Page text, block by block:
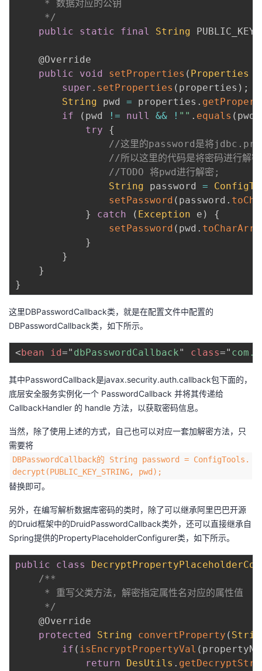
	 */
public
static final String
@Override
public
void setProperties ( Properties
super . setProperties ( properties ) ;
String pwd = properties .
if
( pwd != null && ! "" . equals ( pwd
try
{
//这里的password是将
//所以这里的代码是将密码进行解密
//TODO 将pwd进行解密;
String password =
setPassword ( password .
}
catch ( Exception e )
{
setPassword ( pwd .
}
}
}
}
这里DBPasswordCallback类，就是在配置文件中配置的
DBPasswordCallback类，如下所示。
< bean id=" dbPasswordCallback" class="
其中PasswordCallback是javax.security.auth.callback包下面的，
底层安全服务实例化一个 PasswordCallback 并将其传递给
CallbackHandler 的 handle 方法，以获取密码信息。
当然，除了使用上述的方式，自己也可以对应一套加解密方法，只
需要将
DBPasswordCallback的 String password = ConfigTools.
decrypt(PUBLIC_KEY_STRING, pwd);
替换即可。
另外，在编写解析数据库密码的类时，除了可以继承阿里巴巴开源
的Druid框架中的DruidPasswordCallback类外，还可以直接继承自
Spring提供的PropertyPlaceholderConfigurer类，如下所示。
public class
/**
     * 重写父类方法，解密指定属性名对应的属性值
     */
@Override
protected
String convertProperty (
if ( isEncryptPropertyVal (
return
DesUtils .